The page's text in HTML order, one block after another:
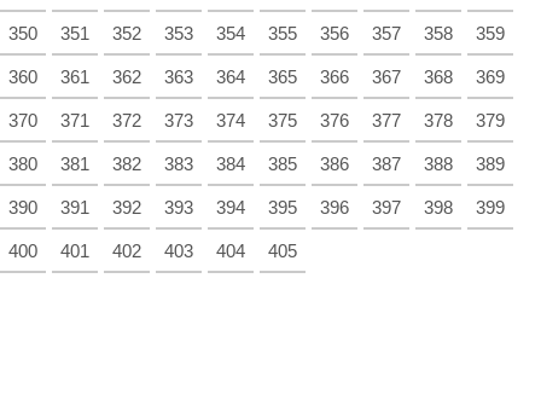
350 351 352 353 354 355 356 357 358 359
360 361 362 363 364 365 366 367 368 369
370 371 372 373 374 375 376 377 378 379
380 381 382 383 384 385 386 387 388 389
390 391 392 393 394 395 396 397 398 399
400 401 402 403 404 405